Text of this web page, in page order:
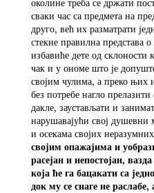
околине треба се држати
сваки час са предмета на
друго, већ их разматрати
стекне правилна представа
избавиће дете од
чак и у ономе што је
својим чулима, а преко њих
без потребе нагло
дакле, заустављати и
нарушавајући свој
и осекама својих
својим опажајима и
расејан и непостојан,
која ће га бацакати са
док му се снаге не раслабе,